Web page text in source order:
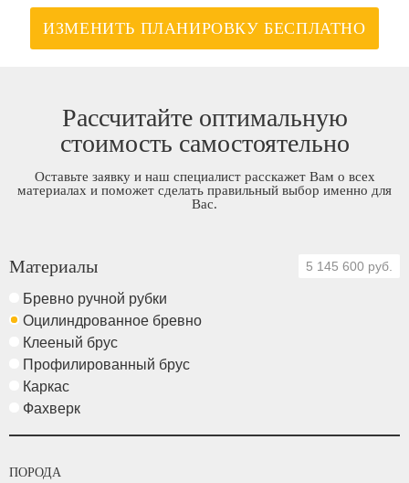
ИЗМЕНИТЬ ПЛАНИРОВКУ БЕСПЛАТНО
Рассчитайте оптимальную
стоимость самостоятельно
Оставьте заявку и наш специалист расскажет Вам о всех
материалах и поможет сделать правильный выбор именно для
Вас.
Материалы 5 145 600 руб.
Бревно ручной рубки
Оцилиндрованное бревно
Клееный брус
Профилированный брус
Каркас
Фахверк
ПОРОДА